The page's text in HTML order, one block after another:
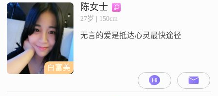
白富美
陈女士
27岁 | 150cm
无言的爱是抵达心灵最快途径